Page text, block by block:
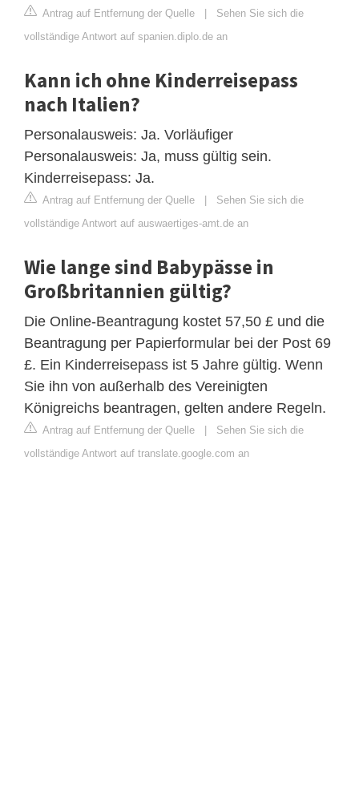
Antrag auf Entfernung der Quelle | Sehen Sie sich die
vollständige Antwort auf spanien.diplo.de an
Kann ich ohne Kinderreisepass
nach Italien?
Personalausweis: Ja. Vorläufiger
Personalausweis: Ja, muss gültig sein.
Kinderreisepass: Ja.
Antrag auf Entfernung der Quelle | Sehen Sie sich die
vollständige Antwort auf auswaertiges-amt.de an
Wie lange sind Babypässe in
Großbritannien gültig?
Die Online-Beantragung kostet 57,50 £ und die
Beantragung per Papierformular bei der Post 69
£. Ein Kinderreisepass ist 5 Jahre gültig. Wenn
Sie ihn von außerhalb des Vereinigten
Königreichs beantragen, gelten andere Regeln.
Antrag auf Entfernung der Quelle | Sehen Sie sich die
vollständige Antwort auf translate.google.com an